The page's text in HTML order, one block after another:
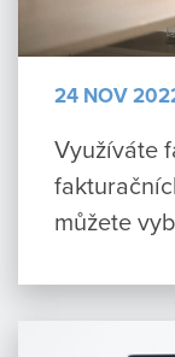
24 NOV
Využíváte
můžete